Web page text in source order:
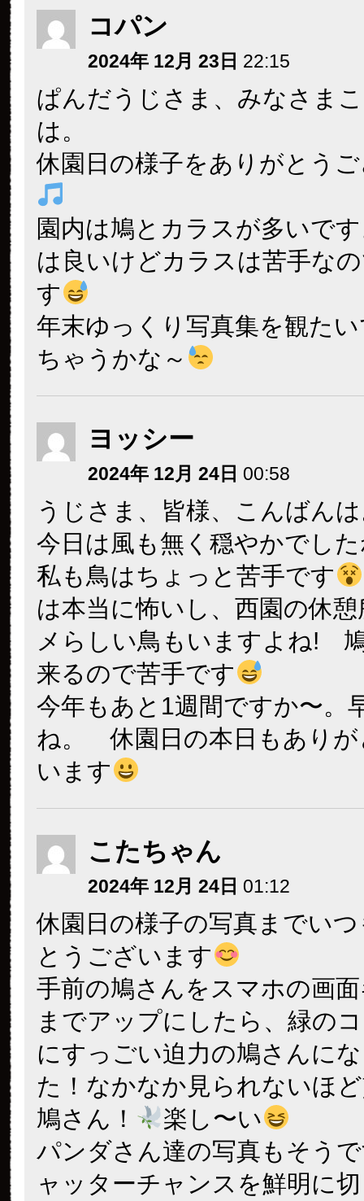
コパン
2024年 12月 23日 22:15
ぱんだうじさま、みなさま
は。
休園日の様子をありがとう
園内は鳩とカラスが多いで
は良いけどカラスは苦手な
す
年末ゆっくり写真集を観た
ちゃうかな～
ヨッシー
2024年 12月 24日 00:58
うじさま、皆様、こんばん
今日は風も無く穏やかでし
私も鳥はちょっと苦手です
は本当に怖いし、西園の休
メらしい鳥もいますよね!
来るので苦手です
今年もあと1週間ですか〜。
ね。 休園日の本日もありが
います
こたちゃん
2024年 12月 24日 01:12
休園日の様子の写真までい
とうございます
手前の鳩さんをスマホの画
までアップにしたら、緑の
にすっごい迫力の鳩さんに
た！なかなか見られないほ
鳩さん！
楽し〜い
パンダさん達の写真もそう
ャッターチャンスを鮮明に